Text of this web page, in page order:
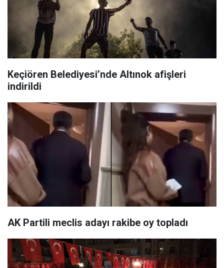
Keçiören Belediyesi’nde Altınok afişleri
indirildi
AK Partili meclis adayı rakibe oy topladı